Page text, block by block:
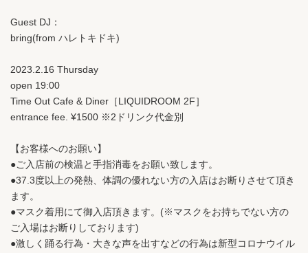
Guest DJ：
bring(from ハレトキドキ)
2023.2.16 Thursday
open 19:00
Time Out Cafe & Diner［LIQUIDROOM 2F］
entrance fee. ¥1500 ※2ドリンク代金別
【お客様へのお願い】
●ご入店前の検温と手指消毒をお願い致します。
●37.3度以上の発熱、体調の優れない方の入店はお断りさせて頂き
ます。
●マスク着用にて御入店頂きます。(※マスクをお持ちでない方の
ご入場はお断りしております)
●激しく踊る行為・大きな声を出すなどの行為は新型コロナウイル